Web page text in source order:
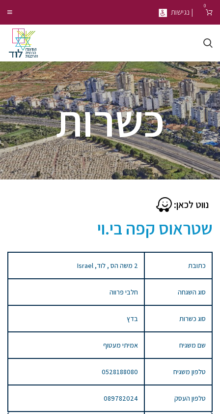
0
| נגישות
כשרות
נווט לכאן:
שטראוס קפה בי.וי
כתובת 2 משה הס , לוד, Israel
סוג השגחה חלבי פרווה
סוג כשרות בדץ
שם משגיח אמיתי מעטוף
טלפון משגיח 0528188080
טלפון העסק 089782024